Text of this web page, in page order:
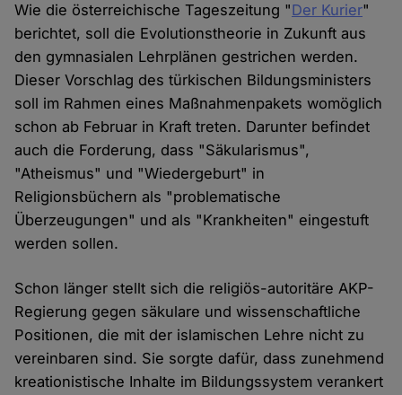
Wie die österreichische Tageszeitung "Der Kurier"
berichtet, soll die Evolutionstheorie in Zukunft aus
den gymnasialen Lehrplänen gestrichen werden.
Dieser Vorschlag des türkischen Bildungsministers
soll im Rahmen eines Maßnahmenpakets womöglich
schon ab Februar in Kraft treten. Darunter befindet
auch die Forderung, dass "Säkularismus",
"Atheismus" und "Wiedergeburt" in
Religionsbüchern als "problematische
Überzeugungen" und als "Krankheiten" eingestuft
werden sollen.
Schon länger stellt sich die religiös-autoritäre AKP-
Regierung gegen säkulare und wissenschaftliche
Positionen, die mit der islamischen Lehre nicht zu
vereinbaren sind. Sie sorgte dafür, dass zunehmend
kreationistische Inhalte im Bildungssystem verankert